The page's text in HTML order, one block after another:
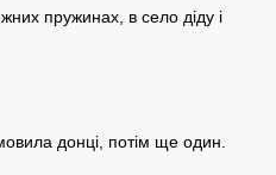
пружинах, в село діду і
донці, потім ще один.